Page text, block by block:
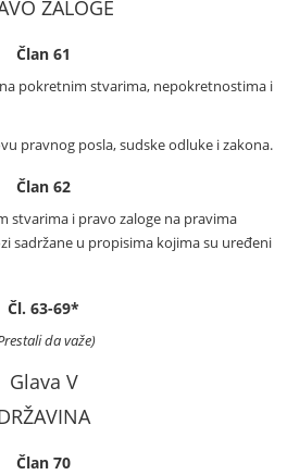
ZALOGE
Član 61
pokretnim stvarima, nepokretnostima i
pravnog posla, sudske odluke i zakona.
Član 62
stvarima i pravo zaloge na pravima
sadržane u propisima kojima su uređeni
Čl. 63-69*
da važe)
Glava V
Član 70